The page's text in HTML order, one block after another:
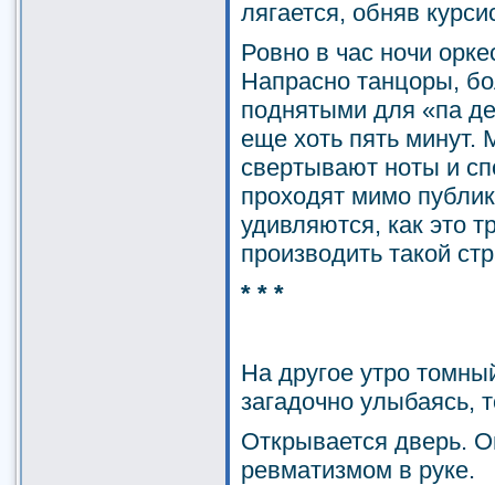
лягается, обняв
Ровно в час ночи
Напрасно танцоры,
поднятыми для «па
еще хоть пять минут.
свертывают ноты и
проходят мимо
удивляются, как это
производить такой
* * *
На другое утро
загадочно улыбаясь,
Открывается дверь.
ревматизмом в руке.